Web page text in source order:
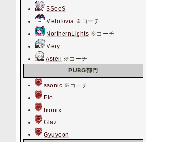
SSeeS
Melofovia ※コーチ
NorthernLights ※コーチ
Meiy
Astell
※コーチ
PUBG部門
ssonic ※コーチ
Pio
Inonix
Glaz
Gyuyeon